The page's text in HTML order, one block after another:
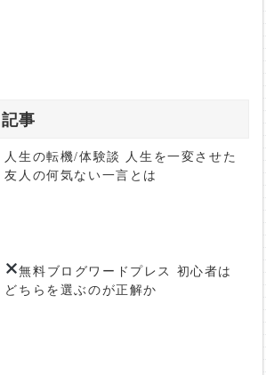
事
人生の転機/体験談 人生を一変させた
友人の何気ない一言とは
無料ブログ ワードプレス 初心者は
どちらを選ぶのが正解か